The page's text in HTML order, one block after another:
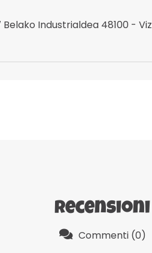
Industrialdea 48100 -
Recensioni
Commenti (0)